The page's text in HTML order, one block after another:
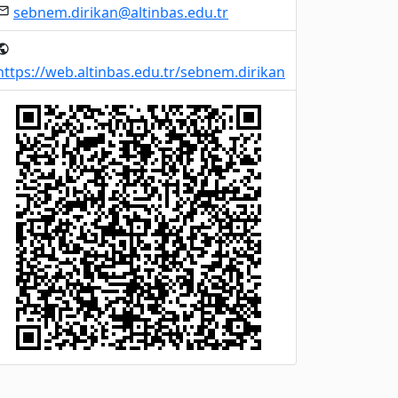
sebnem.dirikan@altinbas.edu.tr
web.altinbas.edu.tr/sebnem.dirikan